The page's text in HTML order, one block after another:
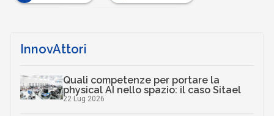
InnovAttori
Quali competenze per portare la
physical AI nello spazio: il caso Sitael
22 Lug 2026